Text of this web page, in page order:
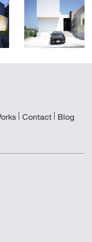
SUN HOUSE
愛知県長久手市
Contact Blog